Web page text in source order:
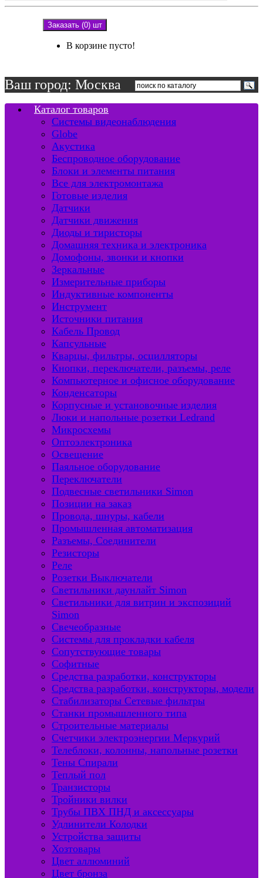
Заказать (0) шт
В корзине пусто!
Ваш город: Москва
Каталог товаров
Системы видеонаблюдения
Globe
Акустика
Беспроводное оборудование
Блоки и элементы питания
Все для электромонтажа
Готовые изделия
Датчики
Датчики движения
Диоды и тиристоры
Домашняя техника и электроника
Домофоны, звонки и кнопки
Зеркальные
Измерительные приборы
Индуктивные компоненты
Инструмент
Источники питания
Кабель Провод
Капсульные
Кварцы, фильтры, осцилляторы
Кнопки, переключатели, разъемы, реле
Компьютерное и офисное оборудование
Конденсаторы
Корпусные и установочные изделия
Люки и напольные розетки Ledrand
Микросхемы
Оптоэлектроника
Освещение
Паяльное оборудование
Переключатели
Подвесные светильники Simon
Позиции на заказ
Провода, шнуры, кабели
Промышленная автоматизация
Разъемы, Соединители
Резисторы
Реле
Розетки Выключатели
Светильники даунлайт Simon
Светильники для витрин и экспозиций
Simon
Свечеобразные
Системы для прокладки кабеля
Сопутствующие товары
Софитные
Средства разработки, конструкторы
Средства разработки, конструкторы, модели
Стабилизаторы Сетевые фильтры
Станки промышленного типа
Строительные материалы
Счетчики электроэнергии Меркурий
Телеблоки, колонны, напольные розетки
Тены Спирали
Теплый пол
Транзисторы
Тройники вилки
Трубы ПВХ ПНД и аксессуары
Удлинители Колодки
Устройства защиты
Хозтовары
Цвет аллюминий
Цвет бронза